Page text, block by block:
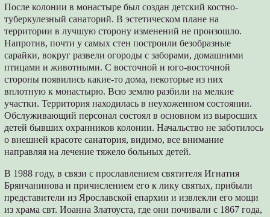
После колонии в монастыре был создан детский костно-
туберкулезный санаторий. В эстетическом плане на
территории в лучшую сторону изменений не произошло.
Напротив, почти у самых стен построили безобразные
сарайки, вокруг развели огороды с заборами, домашними
птицами и животными. С восточной и юго-восточной
стороны появились какие-то дома, некоторые из них
вплотную к монастырю. Всю землю разбили на мелкие
участки. Территория находилась в неухоженном состоянии.
Обслуживающий персонал состоял в основном из выросших
детей бывших охранников колонии. Начальство не заботилось
о внешней красоте санатория, видимо, все внимание
направляя на лечение тяжело больных детей.
В 1988 году, в связи с прославлением святителя Игнатия
Брянчанинова и причислением его к лику святых, прибыли
представители из Ярославской епархии и извлекли его мощи
из храма свт. Иоанна Златоуста, где они почивали с 1867 года,